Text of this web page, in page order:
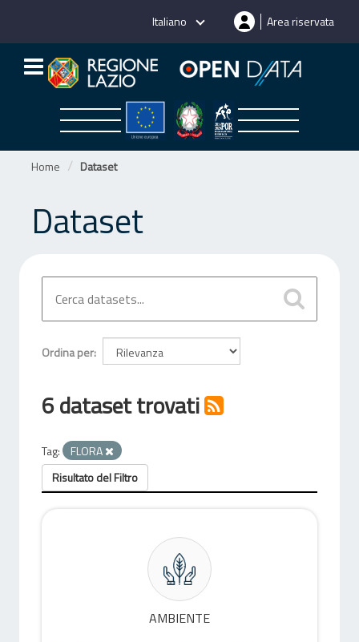
Italiano Area riservata
Home Dataset
Dataset
Ordina per
6 dataset trovati
Tag:
FLORA
Risultato del Filtro
AMBIENTE